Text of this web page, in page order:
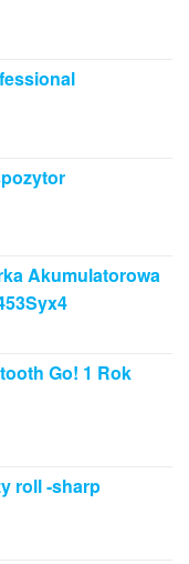
Akumulatorowa
Go! 1 Rok
roll -sharp